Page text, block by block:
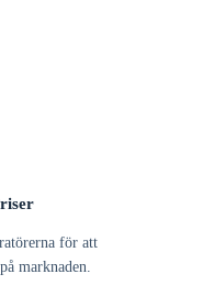
för att
marknaden.